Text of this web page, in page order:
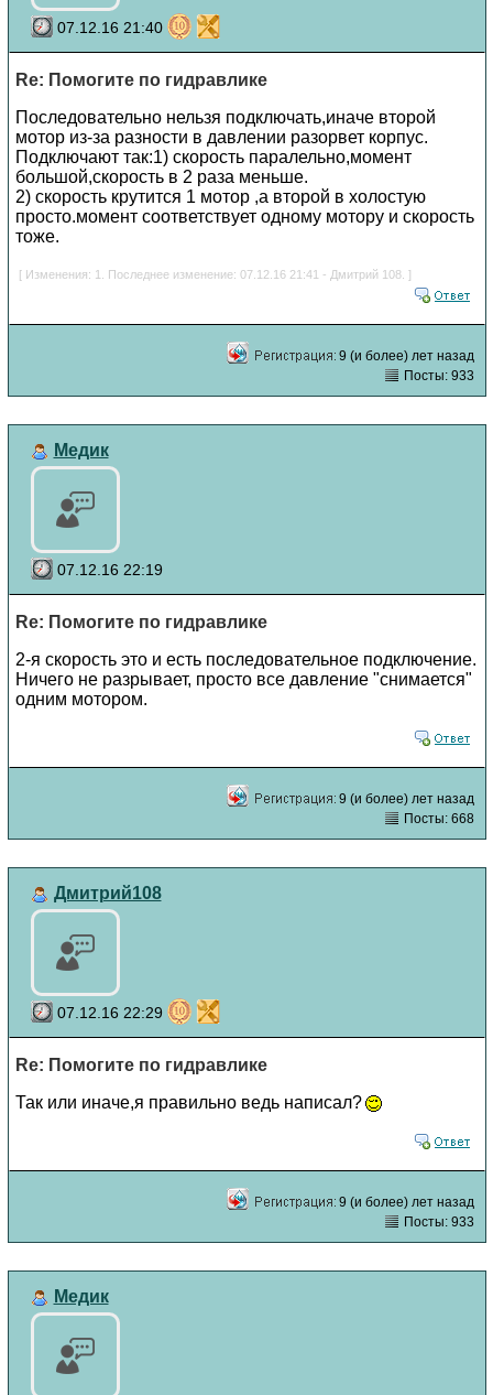
07.12.16 21:40
Re: Помогите по гидравлике
Последовательно нельзя подключать,иначе второй
мотор из-за разности в давлении разорвет корпус.
Подключают так:1) скорость паралельно,момент
большой,скорость в 2 раза меньше.
2) скорость крутится 1 мотор ,а второй в холостую
просто.момент соответствует одному мотору и скорость
тоже.
[ Изменения: 1. Последнее изменение: 07.12.16 21:41 - Дмитрий 108. ]
9 (и более) лет назад
Посты: 933
Медик
07.12.16 22:19
Re: Помогите по гидравлике
2-я скорость это и есть последовательное подключение.
Ничего не разрывает, просто все давление "снимается"
одним мотором.
9 (и более) лет назад
Посты: 668
Дмитрий108
07.12.16 22:29
Re: Помогите по гидравлике
Так или иначе,я правильно ведь написал?
9 (и более) лет назад
Посты: 933
Медик